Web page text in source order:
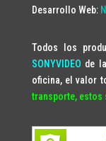
Desarrollo Web:
Todos los
SONYVIDEO de
oficina, el valor
transporte, estos